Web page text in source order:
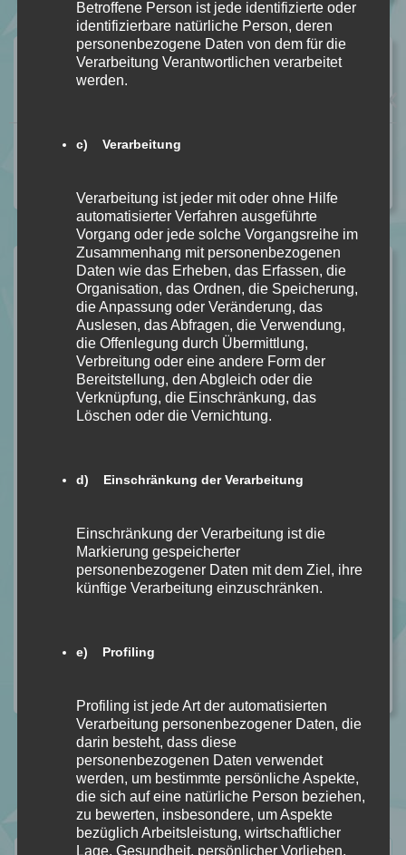
Vorheriger Beitrag
Willkommen in Wisewood von Stephanie Wrobel
Nächster Beitrag
Mein Kommentar
Betroffene Person ist jede identifizierte oder
identifizierbare natürliche Person, deren
personenbezogene Daten von dem für die
Verarbeitung Verantwortlichen verarbeitet
werden.
c) Verarbeitung
Verarbeitung ist jeder mit oder ohne Hilfe
automatisierter Verfahren ausgeführte
Vorgang oder jede solche Vorgangsreihe im
Zusammenhang mit personenbezogenen
Daten wie das Erheben, das Erfassen, die
Organisation, das Ordnen, die Speicherung,
die Anpassung oder Veränderung, das
Auslesen, das Abfragen, die Verwendung,
die Offenlegung durch Übermittlung,
Verbreitung oder eine andere Form der
Bereitstellung, den Abgleich oder die
Verknüpfung, die Einschränkung, das
Löschen oder die Vernichtung.
d) Einschränkung der Verarbeitung
Einschränkung der Verarbeitung ist die
Markierung gespeicherter
personenbezogener Daten mit dem Ziel, ihre
künftige Verarbeitung einzuschränken.
e) Profiling
Profiling ist jede Art der automatisierten
Verarbeitung personenbezogener Daten, die
darin besteht, dass diese
personenbezogenen Daten verwendet
werden, um bestimmte persönliche Aspekte,
die sich auf eine natürliche Person beziehen,
zu bewerten, insbesondere, um Aspekte
bezüglich Arbeitsleistung, wirtschaftlicher
Lage, Gesundheit, persönlicher Vorlieben,